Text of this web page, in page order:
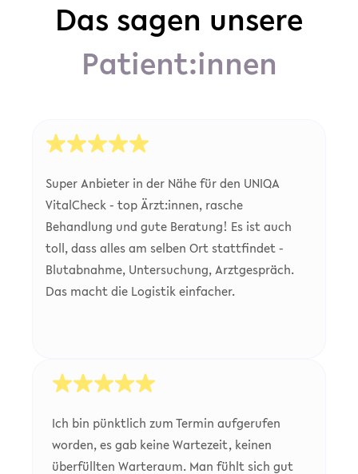
Das sagen unsere
Patient:innen
Super Anbieter in der Nähe für den UNIQA
VitalCheck - top Ärzt:innen, rasche
Behandlung und gute Beratung! Es ist auch
toll, dass alles am selben Ort stattfindet -
Blutabnahme, Untersuchung, Arztgespräch.
Das macht die Logistik einfacher.
Ich bin pünktlich zum Termin aufgerufen
worden, es gab keine Wartezeit, keinen
überfüllten Warteraum. Man fühlt sich gut